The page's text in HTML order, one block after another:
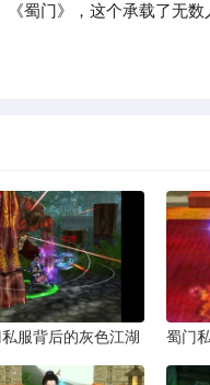
蜀门》，这个承载了无
服背后的灰色江湖